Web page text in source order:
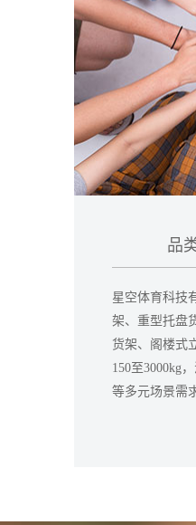
品
星空体育科技
架、重型托盘
货架、阁楼式
150至3000kg
等多元场景需